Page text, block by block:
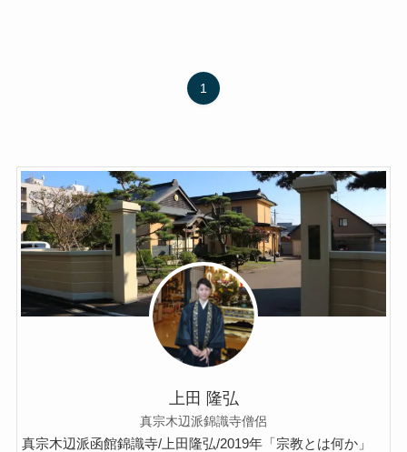
マルクス・エンゲルスの生涯と思想背景
ロシアの歴史・文化とドストエフスキー
ディストピア・SF小説から考える現代社会
三島由紀夫と日本文学
ロシアの偉大な作家プーシキン・ゴーゴリ
ロシアの巨人トルストイ
ロシアの文豪ツルゲーネフ
1
上田 隆弘
真宗木辺派錦識寺僧侶
真宗木辺派函館錦識寺/上田隆弘/2019年「宗教とは何か」